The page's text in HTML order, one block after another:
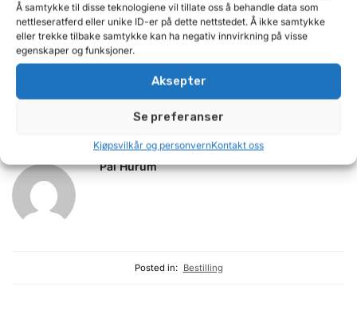
Å samtykke til disse teknologiene vil tillate oss å behandle data som
nettleseratferd eller unike ID-er på dette nettstedet. Å ikke samtykke
eller trekke tilbake samtykke kan ha negativ innvirkning på visse
egenskaper og funksjoner.
Aksepter
Se preferanser
Kjøpsvilkår og personvernKontakt oss
Faktura fra EF Motor
For større kjøp eller bedriftskunder tilbyr vi også
faktura direkte fra EF Motor. Dette alternativet
innebærer enmanuell kredittsjekkfør bestillingen
Pål Hurum
Posted in: Bestilling